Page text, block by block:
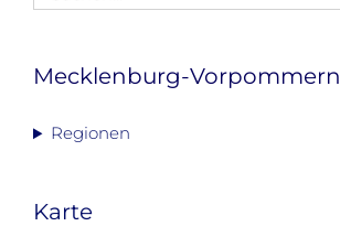
nach:
Mecklenburg-Vorpommern
Regionen
Karte